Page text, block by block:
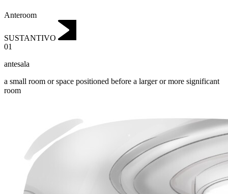
Anteroom
SUSTANTIVO
01
antesala
a small room or space positioned before a larger or more significant
room